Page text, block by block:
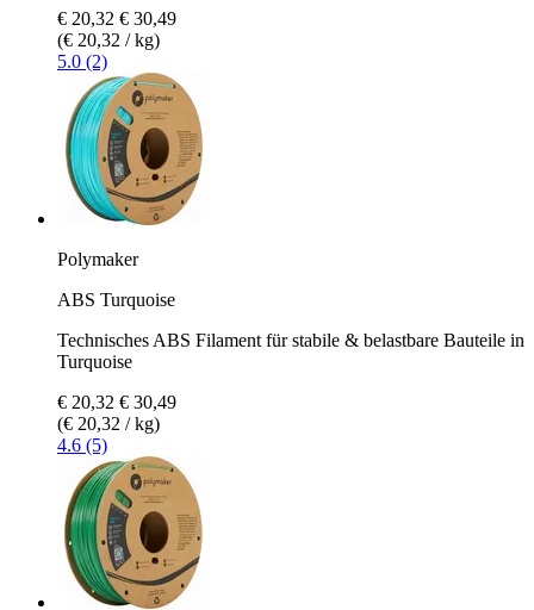
€ 20,32 € 30,49
(€ 20,32 / kg)
5.0 (2)
Polymaker
ABS Turquoise
Technisches ABS Filament für stabile & belastbare Bauteile in
Turquoise
€ 20,32 € 30,49
(€ 20,32 / kg)
4.6 (5)